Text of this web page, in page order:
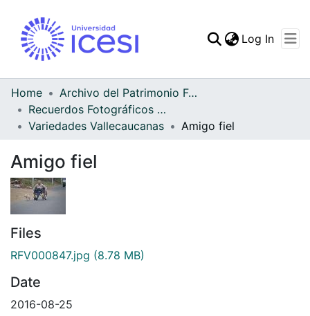
Log In
Home
Archivo del Patrimonio Fotográfico y Fílmico del Valle del Cauca
Recuerdos Fotográficos Vallecaucanos
Variedades Vallecaucanas
Amigo fiel
Amigo fiel
Files
RFV000847.jpg (8.78 MB)
Date
2016-08-25